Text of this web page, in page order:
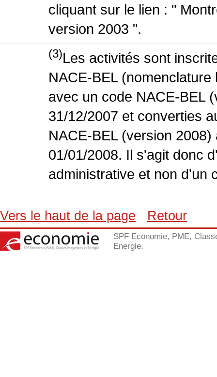
cliquant sur le lien : "
version 2003 ".
(3)Les activités sont
NACE-BEL
avec un code NACE-BEL
31/12/2007 et converties
NACE-BEL (version
01/01/2008. Il s'agit donc
administrative et non d'un
Vers le haut de la page Retour
SPF Economie, PME,
Energie.